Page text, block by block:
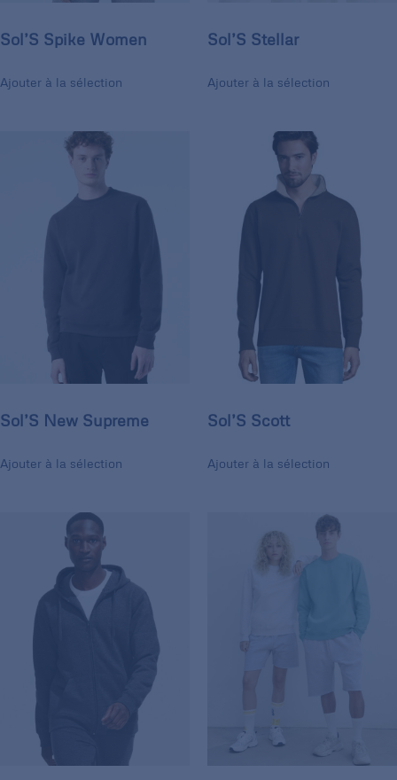
Sol’S Spike Women
Ajouter à la sélection
Sol’S Stellar
Ajouter à la sélection
Sol’S New Supreme
Ajouter à la sélection
Sol’S Scott
Ajouter à la sélection